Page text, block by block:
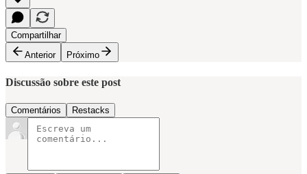
Compartilhar
Anterior
Próximo
Discussão sobre este post
Comentários Restacks